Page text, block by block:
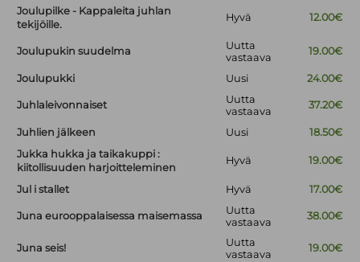
Joulupilke - Kappaleita juhlan
tekijöille.
Hyvä 12.00€
Joulupukin suudelma
Uutta
vastaava
19.00€
Joulupukki Uusi 24.00€
Juhlaleivonnaiset
Uutta
vastaava
37.20€
Juhlien jälkeen Uusi
18.50€
Jukka hukka ja taikakuppi :
kiitollisuuden harjoitteleminen
Hyvä 19.00€
Jul i stallet Hyvä 17.00€
Juna eurooppalaisessa maisemassa
Uutta
vastaava
38.00€
Juna seis!
Uutta
vastaava
19.00€